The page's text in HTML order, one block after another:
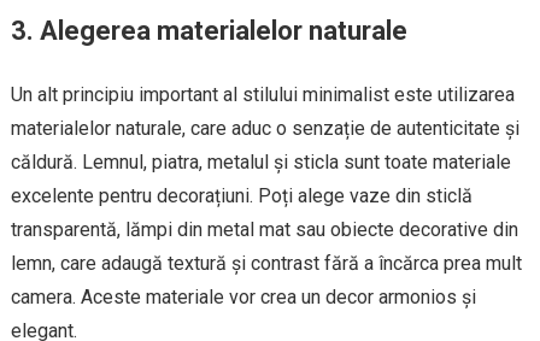
3. Alegerea materialelor naturale
Un alt principiu important al stilului minimalist este utilizarea
materialelor naturale, care aduc o senzație de autenticitate și
căldură. Lemnul, piatra, metalul și sticla sunt toate materiale
excelente pentru decorațiuni. Poți alege vaze din sticlă
transparentă, lămpi din metal mat sau obiecte decorative din
lemn, care adaugă textură și contrast fără a încărca prea mult
camera. Aceste materiale vor crea un decor armonios și
elegant.